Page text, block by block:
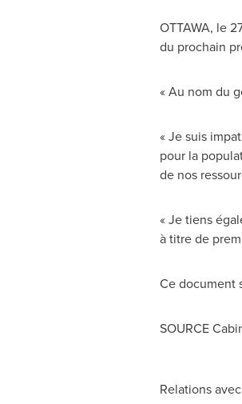
OTTAWA, le
du prochain
« Au nom du
« Je suis
pour la
de nos
« Je tiens
à titre de
Ce document
SOURCE
Relations